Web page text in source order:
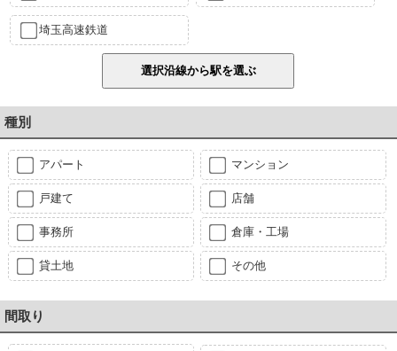
埼玉高速鉄道
種別
アパート マンション
戸建て 店舗
事務所 倉庫・工場
貸土地 その他
間取り